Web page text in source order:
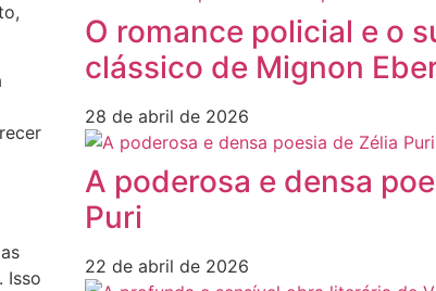
Isso
O romance policial e o
clássico de Mignon
28 de abril de 2026
A poderosa e densa
Puri
22 de abril de 2026